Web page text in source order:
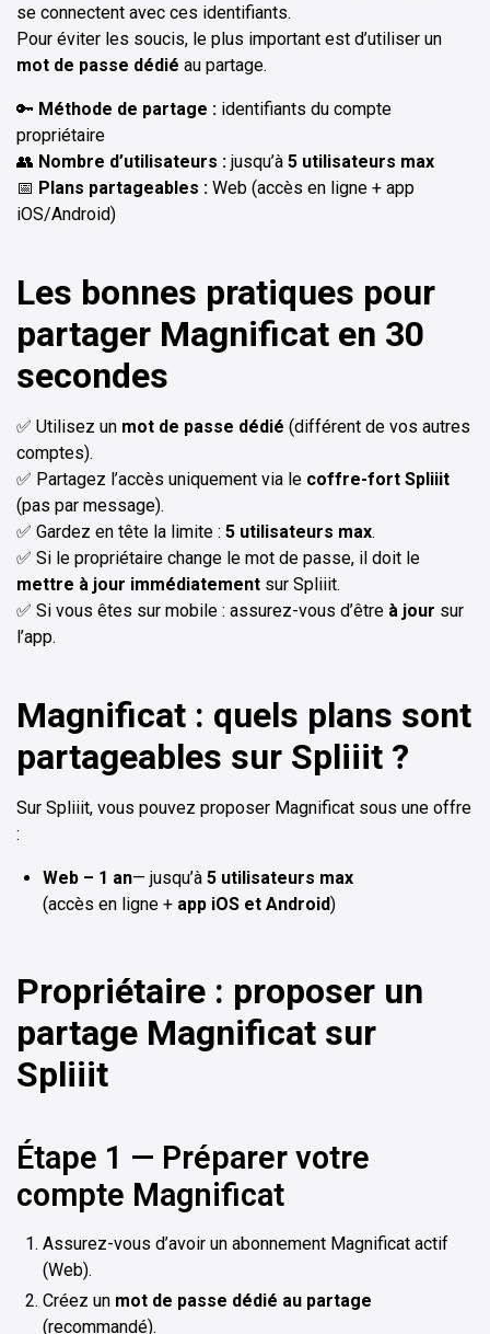
se connectent avec ces identifiants.
Pour éviter les soucis, le plus important est d’utiliser un
mot de passe dédié au partage.
🔑 Méthode de partage : identifiants du compte
propriétaire
👥 Nombre d’utilisateurs : jusqu’à 5 utilisateurs max
📅 Plans partageables : Web (accès en ligne + app
iOS/Android)
Les bonnes pratiques pour
partager Magnificat en 30
secondes
✅ Utilisez un mot de passe dédié (différent de vos autres
comptes).
✅ Partagez l’accès uniquement via le coffre-fort Spliiit
(pas par message).
✅ Gardez en tête la limite : 5 utilisateurs max.
✅ Si le propriétaire change le mot de passe, il doit le
mettre à jour immédiatement sur Spliiit.
✅ Si vous êtes sur mobile : assurez-vous d’être à jour sur
l’app.
Magnificat : quels plans sont
partageables sur Spliiit ?
Sur Spliiit, vous pouvez proposer Magnificat sous une offre
:
Web – 1 an— jusqu’à 5 utilisateurs max
(accès en ligne + app iOS et Android)
Propriétaire : proposer un
partage Magnificat sur
Spliiit
Étape 1 — Préparer votre
compte Magnificat
Assurez-vous d’avoir un abonnement Magnificat actif
(Web).
Créez un mot de passe dédié au partage
(recommandé).